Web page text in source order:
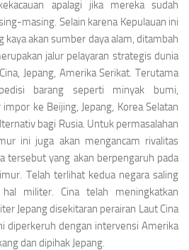
apalagi jika mereka sudah
masing. Selain karena Kepulauan ini
kaya akan sumber daya alam, ditambah
jalur pelayaran strategis dunia
Jepang, Amerika Serikat. Terutama
barang seperti minyak bumi,
ke Beijing, Jepang, Korea Selatan
bagi Rusia. Untuk permasalahan
ini juga akan mengancam rivalitas
tersebut yang akan berpengaruh pada
Telah terlihat kedua negara saling
militer. Cina telah meningkatkan
Jepang disekitaran perairan Laut Cina
diperkeruh dengan intervensi Amerika
dan dipihak Jepang.